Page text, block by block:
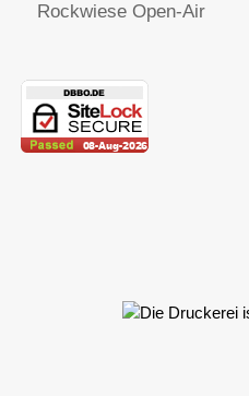
Rockwiese Open-Air